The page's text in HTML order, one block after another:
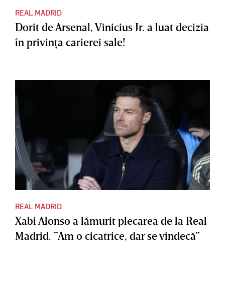
REAL MADRID
Dorit de Arsenal, Vinicius Jr. a luat decizia
în privinţa carierei sale!
REAL MADRID
Xabi Alonso a lămurit plecarea de la Real
Madrid. ”Am o cicatrice, dar se vindecă”